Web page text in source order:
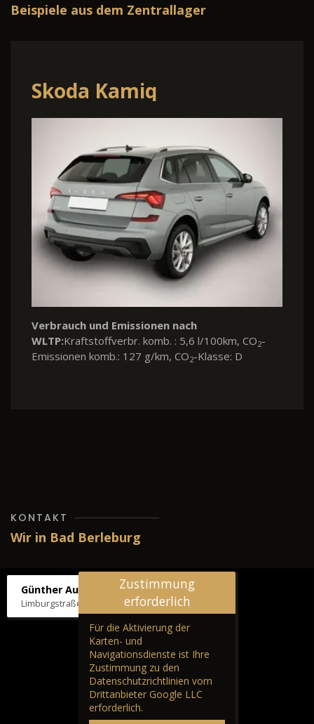
Beispiele aus dem Zentrallager
Skoda Kamiq
Verbrauch und Emissionen nach
WLTP:Kraftstoffverbr. komb. : 5,6 l/100km, CO2-
Emissionen komb.: 127 g/km, CO2-Klasse: D
KONTAKT
Wir in Bad Berleburg
Günther Autos & Service
Limburgstraße 39, 57319 Bad Berleburg
Zustimmung
erforderlich
Für die Aktivierung der
Karten- und
Navigationsdienste ist Ihre
Zustimmung zu den
Datenschutzrichtlinien vom
Drittanbieter Google LLC
erforderlich.